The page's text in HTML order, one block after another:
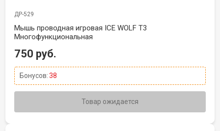
ДР-529
Мышь проводная игровая ICE WOLF T3
Многофункциональная
750 руб.
Бонусов:38
Товар ожидается